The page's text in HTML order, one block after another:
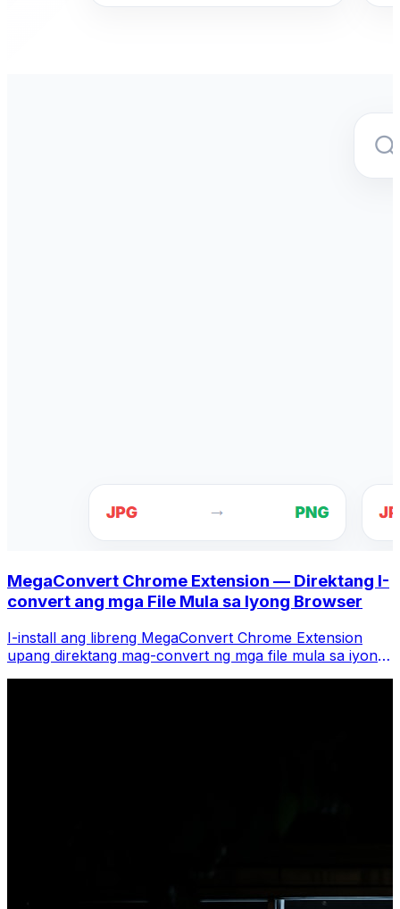
MegaConvert Chrome Extension — Direktang I-
convert ang mga File Mula sa Iyong Browser
I-install ang libreng MegaConvert Chrome Extension
upang direktang mag-convert ng mga file mula sa iyong